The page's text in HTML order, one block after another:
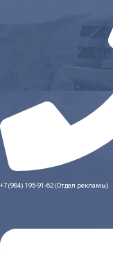
+7 (984) 195-91-62 (Отдел рекламы)